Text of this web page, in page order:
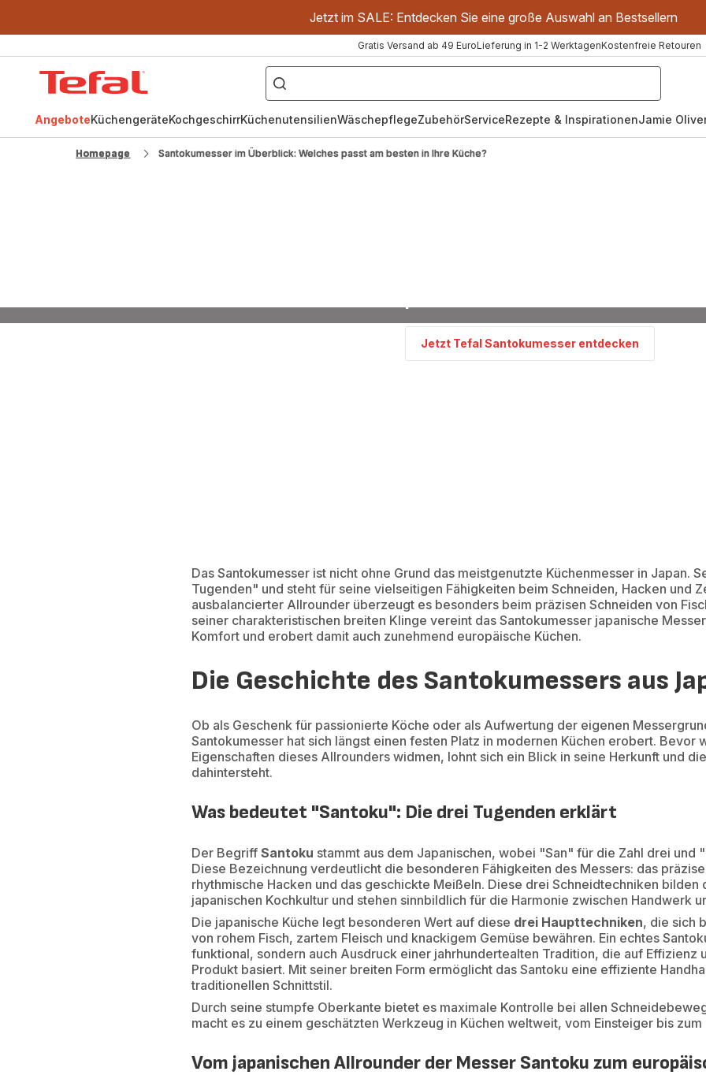
Jetzt im SALE: Entdecken Sie eine große Auswahl an Bestsellern
Gratis Versand ab 49 EuroLieferung in 1-2 WerktagenKostenfreie Retouren
["OptiGrill","Easy
Fry","Pfanne"]
AngeboteKüchengeräteKochgeschirrKüchenutensilienWäschepflegeZubehörServiceRezepte & InspirationenJamie
Homepage Santokumesser im Überblick: Welches passt am besten in Ihre Küche?
Jetzt Tefal Santokumesser entdecken
Das Santokumesser ist nicht ohne Grund das meistgenutzte Küchenmesser in Japan.
Tugenden" und steht für seine vielseitigen Fähigkeiten beim Schneiden, Hacken und
ausbalancierter Allrounder überzeugt es besonders beim präzisen Schneiden von
seiner charakteristischen breiten Klinge vereint das Santokumesser japanische
Komfort und erobert damit auch zunehmend europäische Küchen.
Die Geschichte des Santokumessers aus
Ob als Geschenk für passionierte Köche oder als Aufwertung der eigenen
Santokumesser hat sich längst einen festen Platz in modernen Küchen erobert. Bevor
Eigenschaften dieses Allrounders widmen, lohnt sich ein Blick in seine Herkunft und
dahintersteht.
Was bedeutet "Santoku": Die drei Tugenden erklärt
Der Begriff Santoku stammt aus dem Japanischen, wobei "San" für die Zahl drei und
Diese Bezeichnung verdeutlicht die besonderen Fähigkeiten des Messers: das
rhythmische Hacken und das geschickte Meißeln. Diese drei Schneidtechniken bilden
japanischen Kochkultur und stehen sinnbildlich für die Harmonie zwischen Handwerk
Die japanische Küche legt besonderen Wert auf diese drei Haupttechniken, die sich
von rohem Fisch, zartem Fleisch und knackigem Gemüse bewähren. Ein echtes
funktional, sondern auch Ausdruck einer jahrhundertealten Tradition, die auf Effizienz
Produkt basiert. Mit seiner breiten Form ermöglicht das Santoku eine effiziente
traditionellen Schnittstil.
Durch seine stumpfe Oberkante bietet es maximale Kontrolle bei allen
macht es zu einem geschätzten Werkzeug in Küchen weltweit, vom Einsteiger bis
Vom japanischen Allrounder der Messer Santoku zum